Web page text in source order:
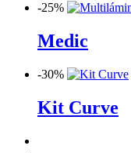
-25%
Medic
-30%
Kit Curve